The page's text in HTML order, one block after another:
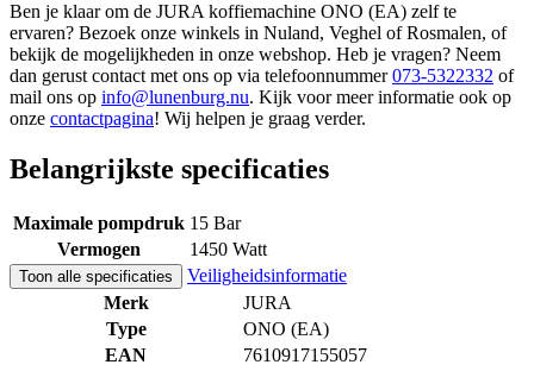
Ben je klaar om de JURA koffiemachine ONO (EA) zelf te
ervaren? Bezoek onze winkels in Nuland, Veghel of Rosmalen, of
bekijk de mogelijkheden in onze webshop. Heb je vragen? Neem
dan gerust contact met ons op via telefoonnummer073-5322332 of
mail ons op info@lunenburg.nu. Kijk voor meer informatie ook op
onze contactpagina! Wij helpen je graag verder.
Belangrijkste specificaties
Maximale pompdruk 15 Bar
Vermogen
1450 Watt
Toon alle specificaties
Veiligheidsinformatie
Merk
JURA
Type
ONO (EA)
EAN
7610917155057